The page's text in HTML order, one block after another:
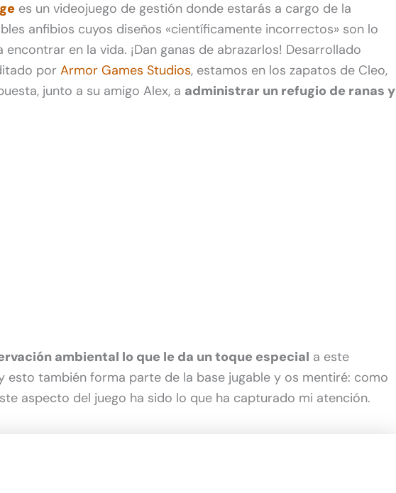
es un videojuego de gestión donde estarás a cargo de la
anfibios cuyos diseños «científicamente incorrectos» son lo
en la vida. ¡Dan ganas de abrazarlos! Desarrollado
por Armor Games Studios, estamos en los zapatos de Cleo,
junto a su amigo Alex, a administrar un refugio de ranas y
ambiental lo que le da un toque especial a este
esto también forma parte de la base jugable y os mentiré: como
aspecto del juego ha sido lo que ha capturado mi atención.